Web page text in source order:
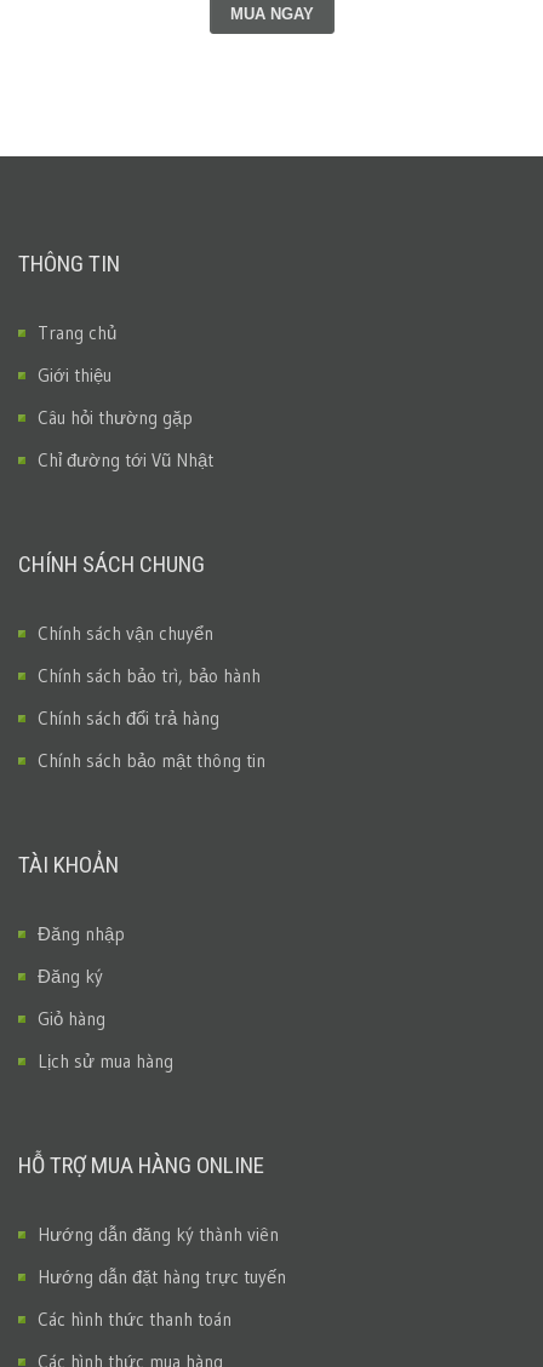
MUA NGAY
THÔNG TIN
Trang chủ
Giới thiệu
Câu hỏi thường gặp
Chỉ đường tới Vũ Nhật
CHÍNH SÁCH CHUNG
Chính sách vận chuyển
Chính sách bảo trì, bảo hành
Chính sách đổi trả hàng
Chính sách bảo mật thông tin
TÀI KHOẢN
Đăng nhập
Đăng ký
Giỏ hàng
Lịch sử mua hàng
HỖ TRỢ MUA HÀNG ONLINE
Hướng dẫn đăng ký thành viên
Hướng dẫn đặt hàng trực tuyến
Các hình thức thanh toán
Các hình thức mua hàng